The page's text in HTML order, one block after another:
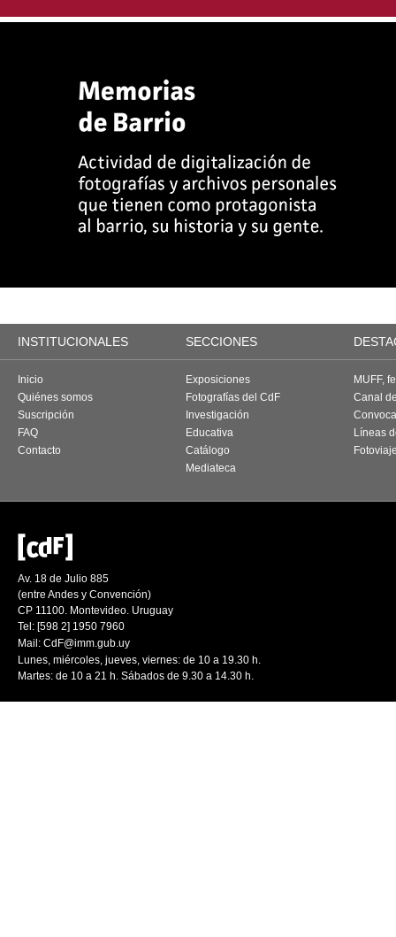
INSTITUCIONALES SECCIONES
Inicio
Quiénes somos
Suscripción
FAQ
Contacto
Exposiciones
Fotografías del CdF
Investigación
Educativa
Catálogo
Mediateca
MUFF,
Canal
Líneas
Av. 18 de Julio 885
(entre Andes y Convención)
CP 11100. Montevideo. Uruguay
Tel: [598 2] 1950 7960
Mail: CdF@imm.gub.uy
Lunes, miércoles, jueves, viernes: de 10 a 19.30 h.
Martes: de 10 a 21 h. Sábados de 9.30 a 14.30 h.